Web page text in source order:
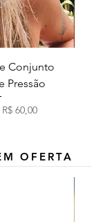
Conjunto
Pressão
R$ 60,00
OFERTA